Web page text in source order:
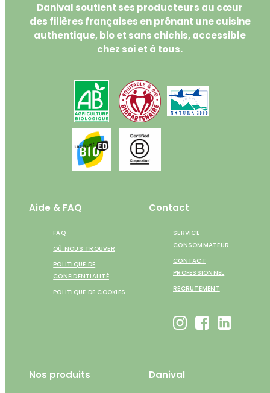
Danival soutient ses producteurs au cœur
des filières françaises en prônant une cuisine
authentique, bio et sans chichis, accessible
chez soi et à tous.
Nos produits Danival
Aide & FAQ
FAQ
OÙ NOUS TROUVER
POLITIQUE DE
CONFIDENTIALITÉ
POLITIQUE DE COOKIES
Contact
SERVICE
CONSOMMATEUR
CONTACT
PROFESSIONNEL
RECRUTEMENT